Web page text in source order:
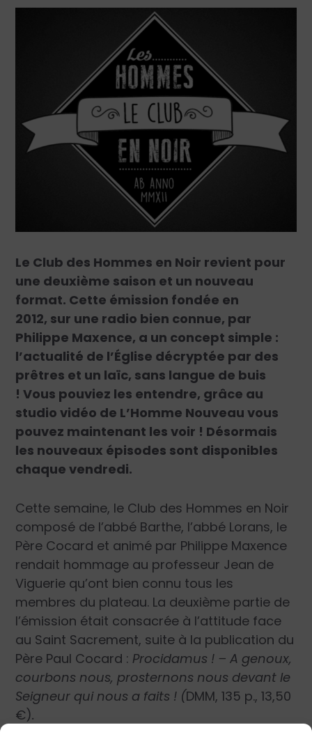
Le Club des Hommes en Noir revient pour
une deuxième saison et un nouveau
format. Cette émission fondée en
2012, sur une radio bien connue, par
Philippe Maxence, a un concept simple :
l’actualité de l’Église décryptée par des
prêtres et un laïc, sans langue de buis
! Vous pouviez les entendre, grâce au
studio vidéo de L’Homme Nouveau vous
pouvez maintenant les voir ! Désormais
les nouveaux épisodes sont disponibles
chaque vendredi.
Cette semaine, le Club des Hommes en Noir
composé de l’abbé Barthe, l’abbé Lorans, le
Père Cocard et animé par Philippe Maxence
rendait hommage au professeur Jean de
Viguerie qu’ont bien connu tous les
membres du plateau. La deuxième partie de
l’émission était consacrée à l’attitude face
au Saint Sacrement, suite à la publication du
Père Paul Cocard : Procidamus ! – A genoux,
courbons nous, prosternons nous devant le
Seigneur qui nous a faits ! (DMM, 135 p., 13,50
€).